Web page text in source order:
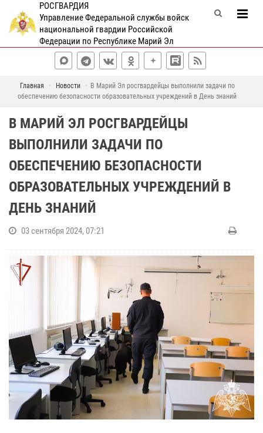
РОСГВАРДИЯ
Управление Федеральной службы войск
национальной гвардии Российской
Федерации по Республике Марий Эл
Главная Новости
В Марий Эл росгвардейцы выполнили задачи по
обеспечению безопасности образовательных учреждений в День знаний
В МАРИЙ ЭЛ РОСГВАРДЕЙЦЫ
ВЫПОЛНИЛИ ЗАДАЧИ ПО
ОБЕСПЕЧЕНИЮ БЕЗОПАСНОСТИ
ОБРАЗОВАТЕЛЬНЫХ УЧРЕЖДЕНИЙ В
ДЕНЬ ЗНАНИЙ
03 сентября 2024, 07:21